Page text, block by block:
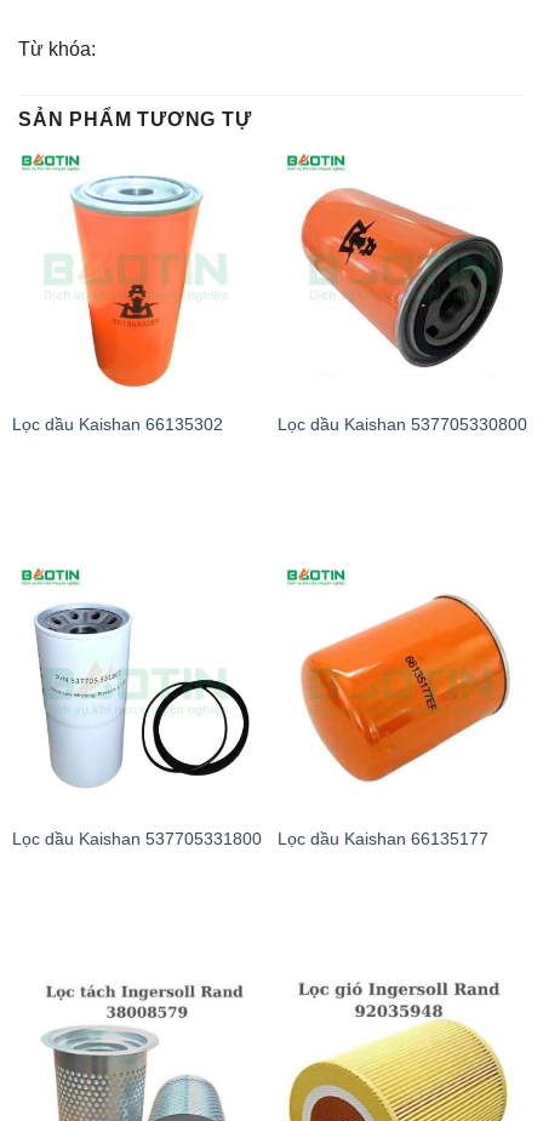
Từ khóa:
SẢN PHẨM TƯƠNG TỰ
Lọc dầu Kaishan 66135302 Lọc dầu Kaishan 537705330800
Lọc dầu Kaishan 537705331800 Lọc dầu Kaishan 66135177